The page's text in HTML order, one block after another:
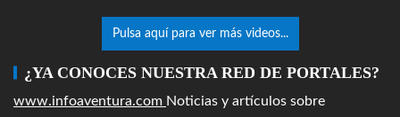
Pulsa aquí para ver más videos...
¿YA CONOCES NUESTRA RED DE PORTALES?
www.infoaventura.com Noticias y artículos sobre